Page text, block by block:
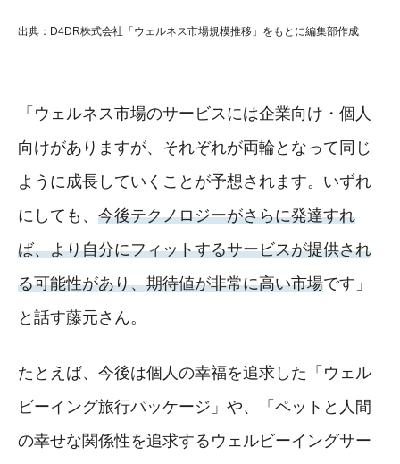
出典：D4DR株式会社「ウェルネス市場規模推移」をもとに編集部作成
「ウェルネス市場のサービスには企業向け・個人
向けがありますが、それぞれが両輪となって同じ
ように成長していくことが予想されます。いずれ
にしても、 今後テクノロジーがさらに発達すれ
ば、より自分にフィットするサービスが提供され
る可能性があり、期待値が非常に高い市場です」
と話す藤元さん。
たとえば、今後は個人の幸福を追求した「ウェル
ビーイング旅行パッケージ」や、「ペットと人間
の幸せな関係性を追求するウェルビーイングサー